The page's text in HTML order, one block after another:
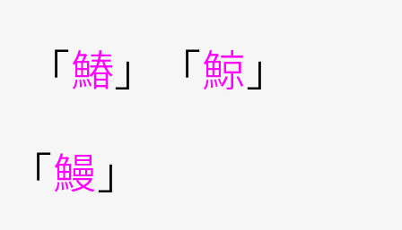
「鰆 」「鯨 」
「鰻 」